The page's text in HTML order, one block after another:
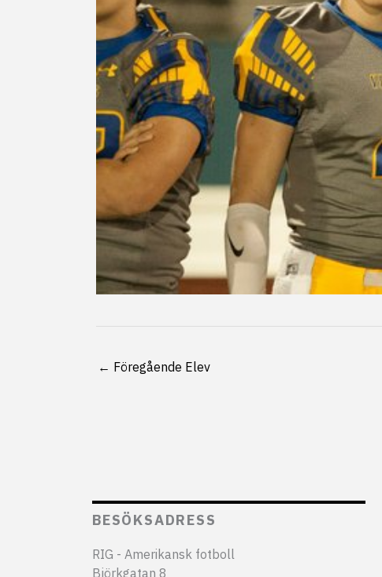
← Föregående Elev
BESÖKSADRESS
RIG - Amerikansk fotboll
Björkgatan 8